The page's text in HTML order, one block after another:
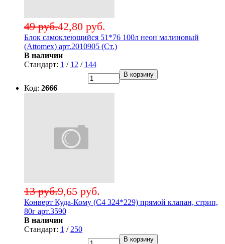
42,80 руб.
49 руб.
Блок самоклеющийся 51*76 100л неон малиновый
(Attomex) арт.2010905 (Ст.)
В наличии
Стандарт: 1 / 12 / 144
В корзину
Код: 2666
9,65 руб.
13 руб.
Конверт Куда-Кому (С4 324*229) прямой клапан, стрип,
80г арт.3590
В наличии
Стандарт: 1 / 250
В корзину